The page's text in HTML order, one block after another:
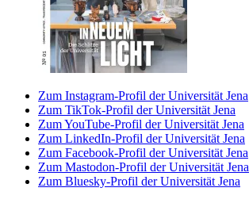
Zum Instagram-Profil der Universität Jena
Zum TikTok-Profil der Universität Jena
Zum YouTube-Profil der Universität Jena
Zum LinkedIn-Profil der Universität Jena
Zum Facebook-Profil der Universität Jena
Zum Mastodon-Profil der Universität Jena
Zum Bluesky-Profil der Universität Jena